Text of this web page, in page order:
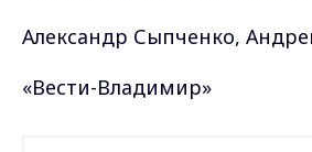
Александр Сыпченко,
«Вести-Владимир»